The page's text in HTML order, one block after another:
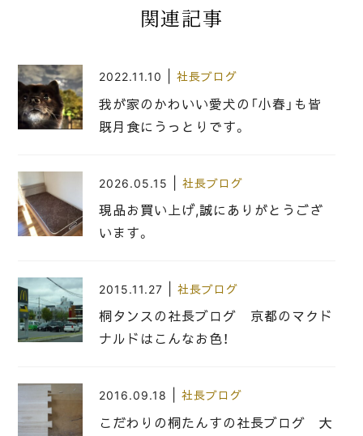
関連記事
2022.11.10 社長ブログ
我が家のかわいい愛犬の「小春」も皆
既月食にうっとりです。
2026.05.15 社長ブログ
現品お買い上げ,誠にありがとうござ
います。
2015.11.27 社長ブログ
桐タンスの社長ブログ 京都のマクド
ナルドはこんなお色！
2016.09.18 社長ブログ
こだわりの桐たんすの社長ブログ 大